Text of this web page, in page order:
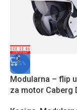
-15%
Modularna – flip
za motor Caberg